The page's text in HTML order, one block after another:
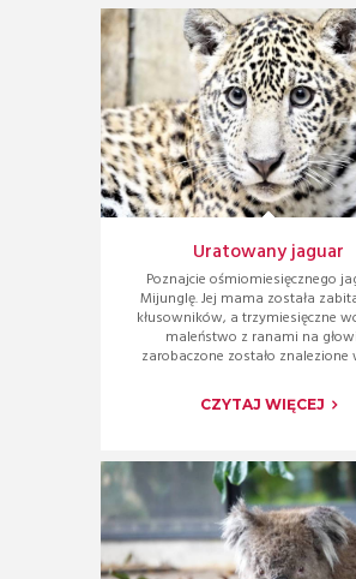
Uratowany jaguar
Poznajcie ośmiomiesięcznego
Mijunglę. Jej mama została
kłusowników, a trzymiesięczne
maleństwo z ranami na
zarobaczone zostało znalezione
CZYTAJ WIĘCEJ